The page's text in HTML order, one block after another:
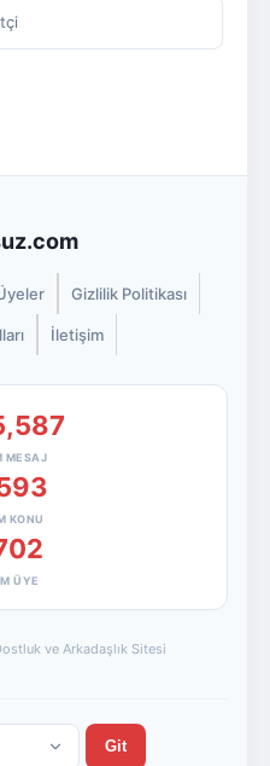
Gizlilik Politikası
İletişim
MESAJ
KONU
ÜYE
ve Arkadaşlık Sitesi